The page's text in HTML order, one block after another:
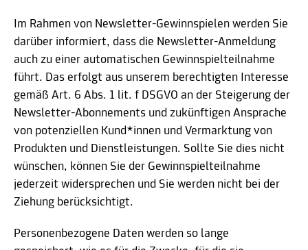
Im Rahmen von Newsletter-Gewinnspielen werden Sie
darüber informiert, dass die Newsletter-Anmeldung
auch zu einer automatischen Gewinnspielteilnahme
führt. Das erfolgt aus unserem berechtigten Interesse
gemäß Art. 6 Abs. 1 lit. f DSGVO an der Steigerung der
Newsletter-Abonnements und zukünftigen Ansprache
von potenziellen Kund*innen und Vermarktung von
Produkten und Dienstleistungen. Sollte Sie dies nicht
wünschen, können Sie der Gewinnspielteilnahme
jederzeit widersprechen und Sie werden nicht bei der
Ziehung berücksichtigt.
Personenbezogene Daten werden so lange